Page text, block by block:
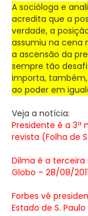
A socióloga e
acredita que a
verdade, a
assumiu na cena
a ascensão da
sempre tão
importa,
ao poder em
Veja a notícia:
Presidente é a 3ª
revista (Folha de
Dilma é a
Globo – 28/08/
Forbes vê
Estado de S.